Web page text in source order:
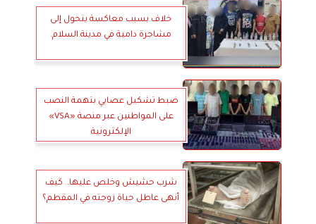
خلاف بسبب معاكسة يتحول إلى
مشاجرة دامية في مدينة السلام.
ضبط تشكيل عصابي بتهمة النصب
على المواطنين عبر منصة «VSA»
الإلكترونية
شرب حشيش وخلص عليها.. كيف
أنهى عاطل حياة زوجته في المقطم؟